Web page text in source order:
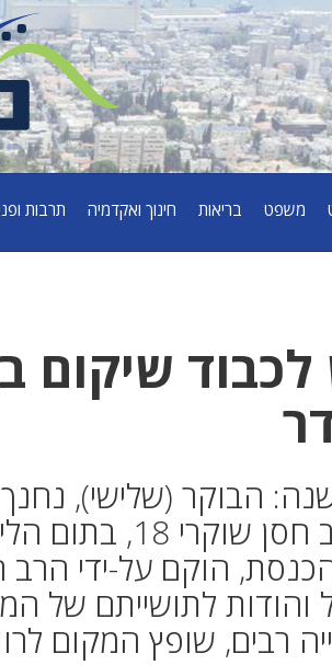
משפט בריאות חינוך ואקדמיה תרבות
שיקום
הבוקר (שלישי),
צדק הגליל",
הכנסת, הוקם על-ידי
והודות לתושייתם של
רבים, שופץ המקום